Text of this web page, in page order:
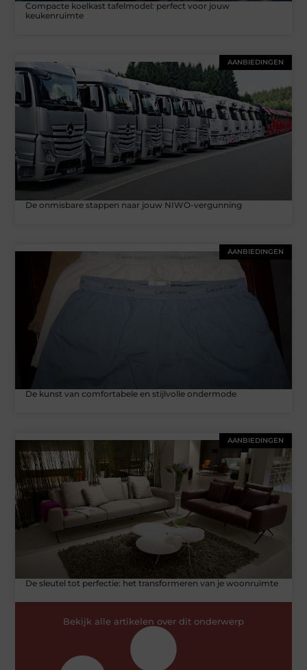
Compacte koelkast tafelmodel: perfect voor jouw
keukenruimte
AANBIEDINGEN
De onmisbare stappen naar jouw NIWO-vergunning
AANBIEDINGEN
De kunst van comfortabele en stijlvolle ondermode
AANBIEDINGEN
De sleutel tot perfectie: het transformeren van je woonruimte
Bekijk alle artikelen over dit onderwerp